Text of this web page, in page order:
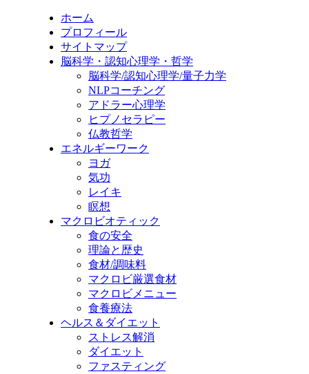
ホーム
プロフィール
サイトマップ
脳科学・認知心理学・哲学
脳科学/認知心理学/量子力学
NLPコーチング
アドラー心理学
ヒプノセラピー
仏教哲学
エネルギーワーク
ヨガ
気功
レイキ
瞑想
マクロビオティック
食の安全
理論と歴史
食材/調味料
マクロビ厳選食材
マクロビメニュー
食養療法
ヘルス＆ダイエット
ストレス解消
ダイエット
ファスティング